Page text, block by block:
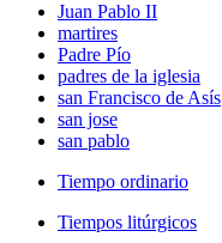
Juan Pablo II
martires
Padre Pío
padres de la iglesia
san Francisco de Asís
san jose
san pablo
Tiempo ordinario
Tiempos litúrgicos